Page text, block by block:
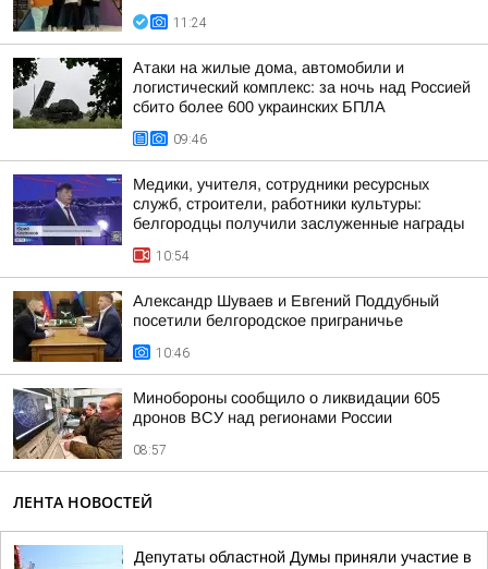
11:24
Атаки на жилые дома, автомобили и
логистический комплекс: за ночь над Россией
сбито более 600 украинских БПЛА
09:46
Медики, учителя, сотрудники ресурсных
служб, строители, работники культуры:
белгородцы получили заслуженные награды
10:54
Александр Шуваев и Евгений Поддубный
посетили белгородское приграничье
10:46
Минобороны сообщило о ликвидации 605
дронов ВСУ над регионами России
08:57
ЛЕНТА НОВОСТЕЙ
Депутаты областной Думы приняли участие в